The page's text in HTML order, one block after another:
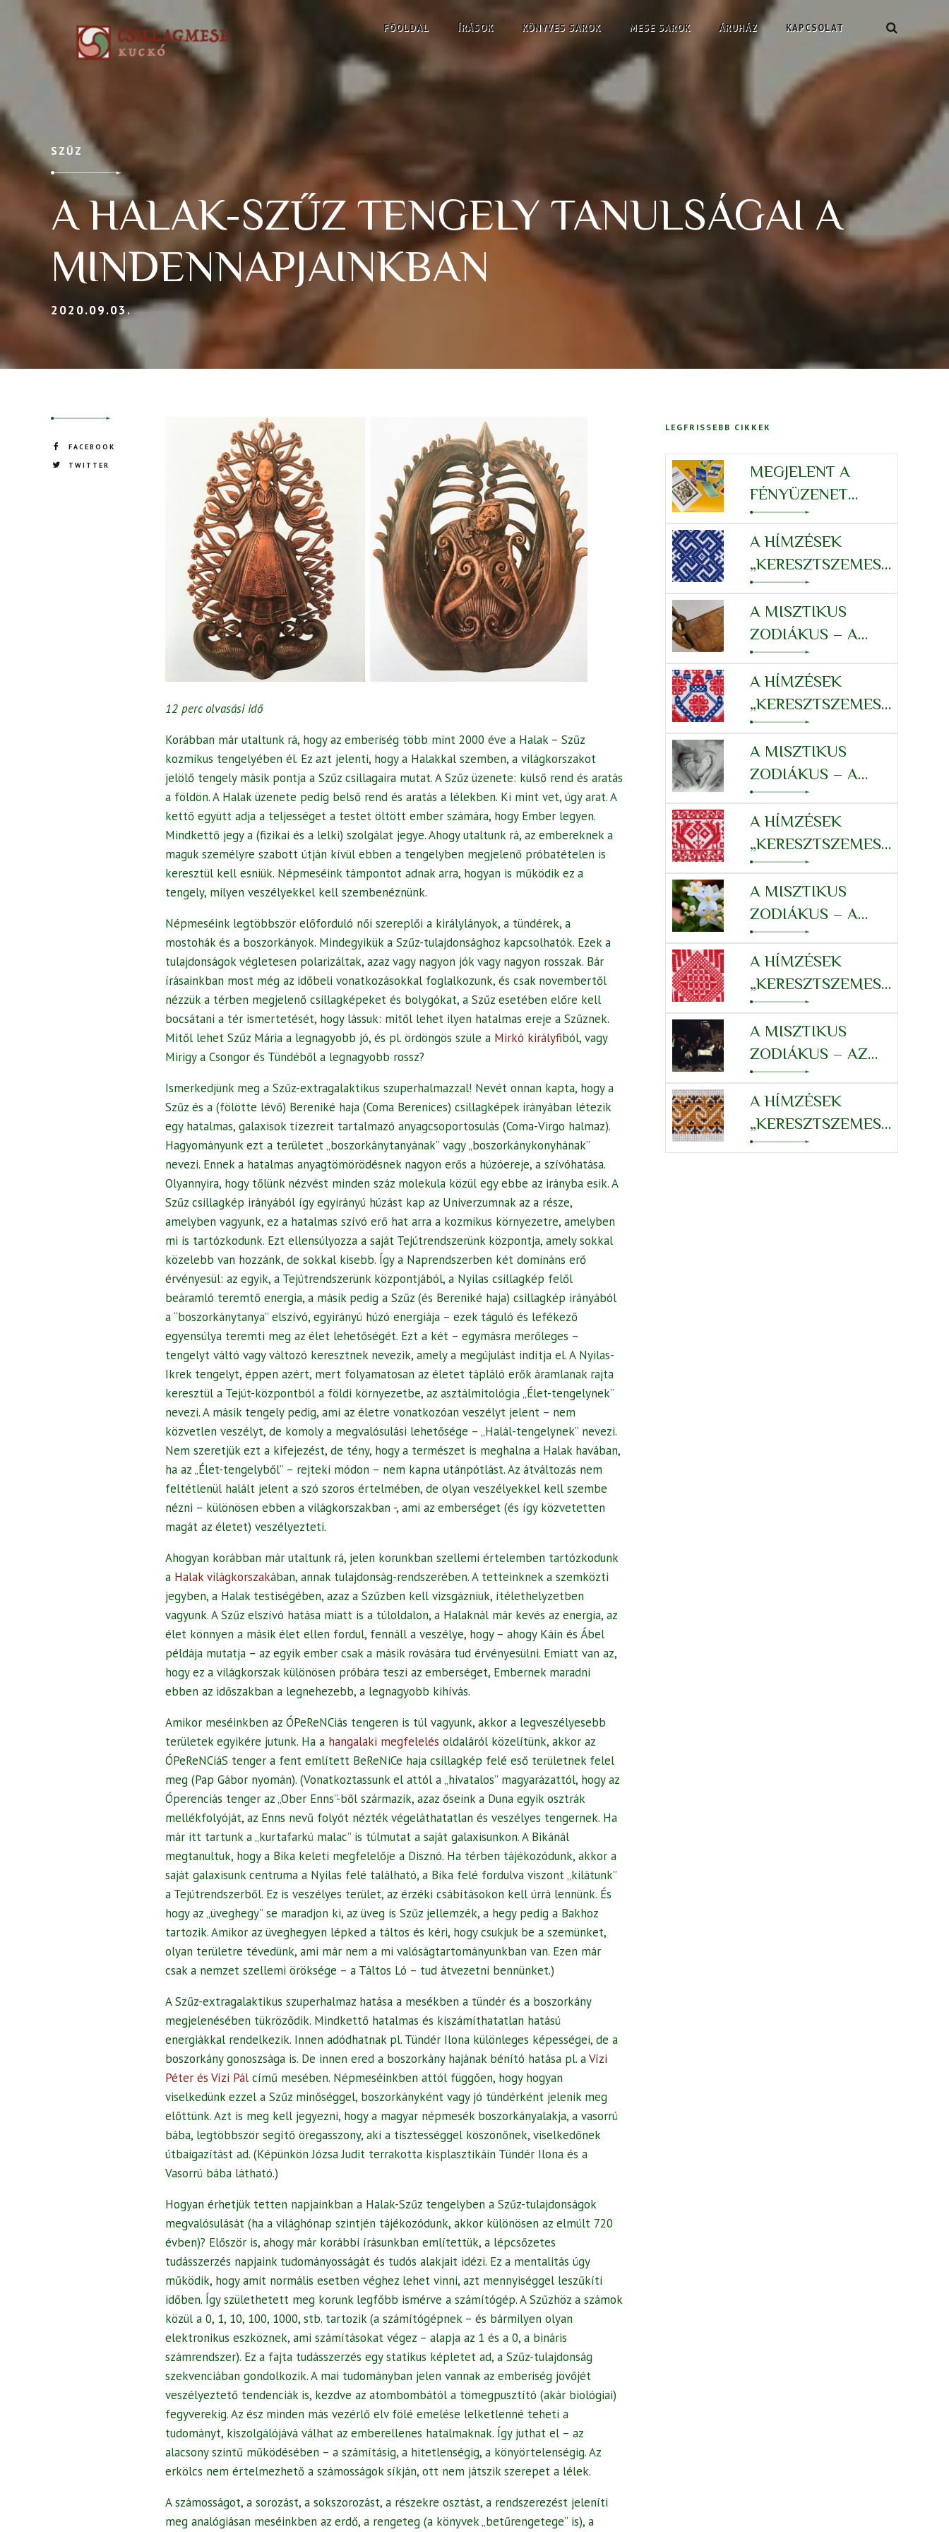
FŐOLDAL ÍRÁSOK KÖNYVES SAROK MESE SAROK ÁRUHÁZ KAPCSOLAT
SZŰZ
A HALAK-SZŰZ TENGELY TANULSÁGAI A
MINDENNAPJAINKBAN
2020.09.03.
FACEBOOK
TWITTER
12 perc olvasási idő
Korábban már utaltunk rá, hogy az emberiség több mint 2000 éve a Halak – Szűz
kozmikus tengelyében él. Ez azt jelenti, hogy a Halakkal szemben, a világkorszakot
jelölő tengely másik pontja a Szűz csillagaira mutat. A Szűz üzenete: külső rend és aratás
a földön. A Halak üzenete pedig belső rend és aratás a lélekben. Ki mint vet, úgy arat. A
kettő együtt adja a teljességet a testet öltött ember számára, hogy Ember legyen.
Mindkettő jegy a (fizikai és a lelki) szolgálat jegye. Ahogy utaltunk rá, az embereknek a
maguk személyre szabott útján kívül ebben a tengelyben megjelenő próbatételen is
keresztül kell esniük. Népmeséink támpontot adnak arra, hogyan is működik ez a
tengely, milyen veszélyekkel kell szembenéznünk.
Népmeséink legtöbbször előforduló női szereplői a királylányok, a tündérek, a
mostohák és a boszorkányok. Mindegyikük a Szűz-tulajdonsághoz kapcsolhatók. Ezek a
tulajdonságok végletesen polarizáltak, azaz vagy nagyon jók vagy nagyon rosszak. Bár
írásainkban most még az időbeli vonatkozásokkal foglalkozunk, és csak novembertől
nézzük a térben megjelenő csillagképeket és bolygókat, a Szűz esetében előre kell
bocsátani a tér ismertetését, hogy lássuk: mitől lehet ilyen hatalmas ereje a Szűznek.
Mitől lehet Szűz Mária a legnagyobb jó, és pl. ördöngös szüle a Mirkó királyfiból, vagy
Mirigy a Csongor és Tündéből a legnagyobb rossz?
Ismerkedjünk meg a Szűz-extragalaktikus szuperhalmazzal! Nevét onnan kapta, hogy a
Szűz és a (fölötte lévő) Bereniké haja (Coma Berenices) csillagképek irányában létezik
egy hatalmas, galaxisok tízezreit tartalmazó anyagcsoportosulás (Coma-Virgo halmaz).
Hagyományunk ezt a területet „boszorkánytanyának” vagy „boszorkánykonyhának”
nevezi. Ennek a hatalmas anyagtömörödésnek nagyon erős a húzóereje, a szívóhatása.
Olyannyira, hogy tőlünk nézvést minden száz molekula közül egy ebbe az irányba esik. A
Szűz csillagkép irányából így egyirányú húzást kap az Univerzumnak az a része,
amelyben vagyunk, ez a hatalmas szívó erő hat arra a kozmikus környezetre, amelyben
mi is tartózkodunk. Ezt ellensúlyozza a saját Tejútrendszerünk központja, amely sokkal
közelebb van hozzánk, de sokkal kisebb. Így a Naprendszerben két domináns erő
érvényesül: az egyik, a Tejútrendszerünk központjából, a Nyilas csillagkép felől
beáramló teremtő energia, a másik pedig a Szűz (és Bereniké haja) csillagkép irányából
a “boszorkánytanya” elszívó, egyirányú húzó energiája – ezek táguló és lefékező
egyensúlya teremti meg az élet lehetőségét. Ezt a két – egymásra merőleges –
tengelyt váltó vagy változó keresztnek nevezik, amely a megújulást indítja el. A Nyilas-
Ikrek tengelyt, éppen azért, mert folyamatosan az életet tápláló erők áramlanak rajta
keresztül a Tejút-központból a földi környezetbe, az asztálmitológia „Élet-tengelynek”
nevezi. A másik tengely pedig, ami az életre vonatkozóan veszélyt jelent – nem
közvetlen veszélyt, de komoly a megvalósulási lehetősége – „Halál-tengelynek” nevezi.
Nem szeretjük ezt a kifejezést, de tény, hogy a természet is meghalna a Halak havában,
ha az „Élet-tengelyből” – rejteki módon – nem kapna utánpótlást. Az átváltozás nem
feltétlenül halált jelent a szó szoros értelmében, de olyan veszélyekkel kell szembe
nézni – különösen ebben a világkorszakban -, ami az emberséget (és így közvetetten
magát az életet) veszélyezteti.
Ahogyan korábban már utaltunk rá, jelen korunkban szellemi értelemben tartózkodunk
a Halak világkorszakában, annak tulajdonság-rendszerében. A tetteinknek a szemközti
jegyben, a Halak testiségében, azaz a Szűzben kell vizsgázniuk, ítélethelyzetben
vagyunk. A Szűz elszívó hatása miatt is a túloldalon, a Halaknál már kevés az energia, az
élet könnyen a másik élet ellen fordul, fennáll a veszélye, hogy – ahogy Káin és Ábel
példája mutatja – az egyik ember csak a másik rovására tud érvényesülni. Emiatt van az,
hogy ez a világkorszak különösen próbára teszi az emberséget, Embernek maradni
ebben az időszakban a legnehezebb, a legnagyobb kihívás.
Amikor meséinkben az ÓPeReNCiás tengeren is túl vagyunk, akkor a legveszélyesebb
területek egyikére jutunk. Ha a hangalaki megfelelés oldaláról közelítünk, akkor az
ÓPeReNCiáS tenger a fent említett BeReNiCe haja csillagkép felé eső területnek felel
meg (Pap Gábor nyomán). (Vonatkoztassunk el attól a „hivatalos” magyarázattól, hogy az
Óperenciás tenger az „Ober Enns”-ből származik, azaz őseink a Duna egyik osztrák
mellékfolyóját, az Enns nevű folyót nézték végeláthatatlan és veszélyes tengernek. Ha
már itt tartunk a „kurtafarkú malac” is túlmutat a saját galaxisunkon. A Bikánál
megtanultuk, hogy a Bika keleti megfelelője a Disznó. Ha térben tájékozódunk, akkor a
saját galaxisunk centruma a Nyilas felé található, a Bika felé fordulva viszont „kilátunk”
a Tejútrendszerből. Ez is veszélyes terület, az érzéki csábításokon kell úrrá lennünk. És
hogy az „üveghegy” se maradjon ki, az üveg is Szűz jellemzék, a hegy pedig a Bakhoz
tartozik. Amikor az üveghegyen lépked a táltos és kéri, hogy csukjuk be a szemünket,
olyan területre tévedünk, ami már nem a mi valóságtartományunkban van. Ezen már
csak a nemzet szellemi öröksége – a Táltos Ló – tud átvezetni bennünket.)
A Szűz-extragalaktikus szuperhalmaz hatása a mesékben a tündér és a boszorkány
megjelenésében tükröződik. Mindkettő hatalmas és kiszámíthatatlan hatású
energiákkal rendelkezik. Innen adódhatnak pl. Tündér Ilona különleges képességei, de a
boszorkány gonoszsága is. De innen ered a boszorkány hajának bénító hatása pl. aVízi
Péter és Vízi Pál című mesében. Népmeséinkben attól függően, hogy hogyan
viselkedünk ezzel a Szűz minőséggel, boszorkányként vagy jó tündérként jelenik meg
előttünk. Azt is meg kell jegyezni, hogy a magyar népmesék boszorkányalakja, a vasorrú
bába, legtöbbször segítő öregasszony, aki a tisztességgel köszönőnek, viselkedőnek
útbaigazítást ad. (Képünkön Józsa Judit terrakotta kisplasztikáin Tündér Ilona és a
Vasorrú bába látható.)
Hogyan érhetjük tetten napjainkban a Halak-Szűz tengelyben a Szűz-tulajdonságok
megvalósulását (ha a világhónap szintjén tájékozódunk, akkor különösen az elmúlt 720
évben)? Először is, ahogy már korábbi írásunkban említettük, a lépcsőzetes
tudásszerzés napjaink tudományosságát és tudós alakjait idézi. Ez a mentalitás úgy
működik, hogy amit normális esetben véghez lehet vinni, azt mennyiséggel leszűkíti
időben. Így születhetett meg korunk legfőbb ismérve a számítógép. A Szűzhöz a számok
közül a 0, 1, 10, 100, 1000, stb. tartozik (a számítógépnek – és bármilyen olyan
elektronikus eszköznek, ami számításokat végez – alapja az 1 és a 0, a bináris
számrendszer). Ez a fajta tudásszerzés egy statikus képletet ad, a Szűz-tulajdonság
szekvenciában gondolkozik. A mai tudományban jelen vannak az emberiség jövőjét
veszélyeztető tendenciák is, kezdve az atombombától a tömegpusztító (akár biológiai)
fegyverekig. Az ész minden más vezérlő elv fölé emelése lelketlenné teheti a
tudományt, kiszolgálójává válhat az emberellenes hatalmaknak. Így juthat el – az
alacsony szintű működésében – a számításig, a hitetlenségig, a könyörtelenségig. Az
erkölcs nem értelmezhető a számosságok síkján, ott nem játszik szerepet a lélek.
A számosságot, a sorozást, a sokszorozást, a részekre osztást, a rendszerezést jeleníti
meg analógiásan meséinkben az erdő, a rengeteg (a könyvek „betűrengetege” is), a
LEGFRISSEBB CIKKEK
MEGJELENT A
FÉNYÜZENET
KÖNYV
KÁRTYAJÁTÉKKAL
A HÍMZÉSEK
„KERESZTSZEMES”
RENDSZERE –
SKORPIÓ
A MISZTIKUS
ZODIÁKUS – A
SKORPIÓ
A HÍMZÉSEK
„KERESZTSZEMES”
RENDSZERE –
MÉRLEG
A MISZTIKUS
ZODIÁKUS – A
MÉRLEG
A HÍMZÉSEK
„KERESZTSZEMES”
RENDSZERE –
SZŰZ
A MISZTIKUS
ZODIÁKUS – A
SZŰZ
A HÍMZÉSEK
„KERESZTSZEMES”
RENDSZERE –
OROSZLÁN
A MISZTIKUS
ZODIÁKUS – AZ
OROSZLÁN
A HÍMZÉSEK
„KERESZTSZEMES”
RENDSZERE – RÁK